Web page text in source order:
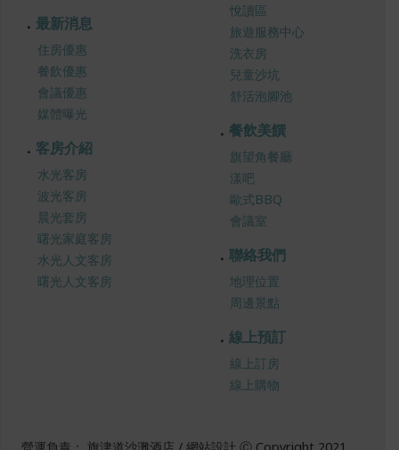
最新消息
住房優惠
餐飲優惠
會議優惠
媒體曝光
客房介紹
水光客房
波光客房
晨光套房
曙光家庭客房
水光人文客房
曙光人文客房
悅讀區
旅遊服務中心
洗衣房
兒童沙坑
舒活泡腳池
餐飲美饌
旗望角餐廳
漾吧
歐式BBQ
會議室
聯絡我們
地理位置
周邊景點
線上預訂
線上訂房
線上購物